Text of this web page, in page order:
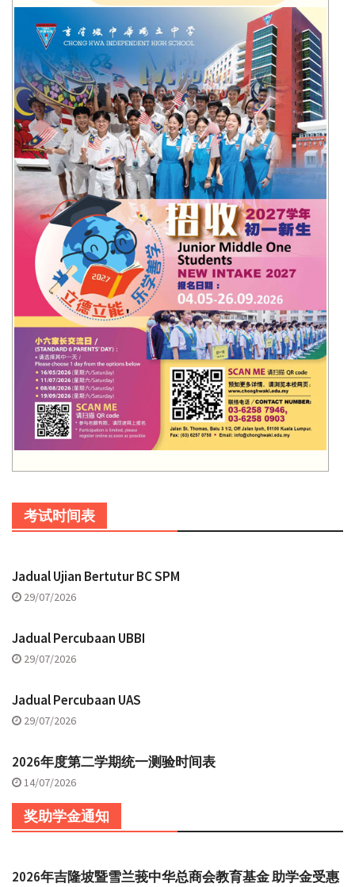
考试时间表
Jadual Ujian Bertutur BC SPM
29/07/2026
Jadual Percubaan UBBI
29/07/2026
Jadual Percubaan UAS
29/07/2026
2026年度第二学期统一测验时间表
14/07/2026
奖助学金通知
2026年吉隆坡暨雪兰莪中华总商会教育基金 助学金受惠